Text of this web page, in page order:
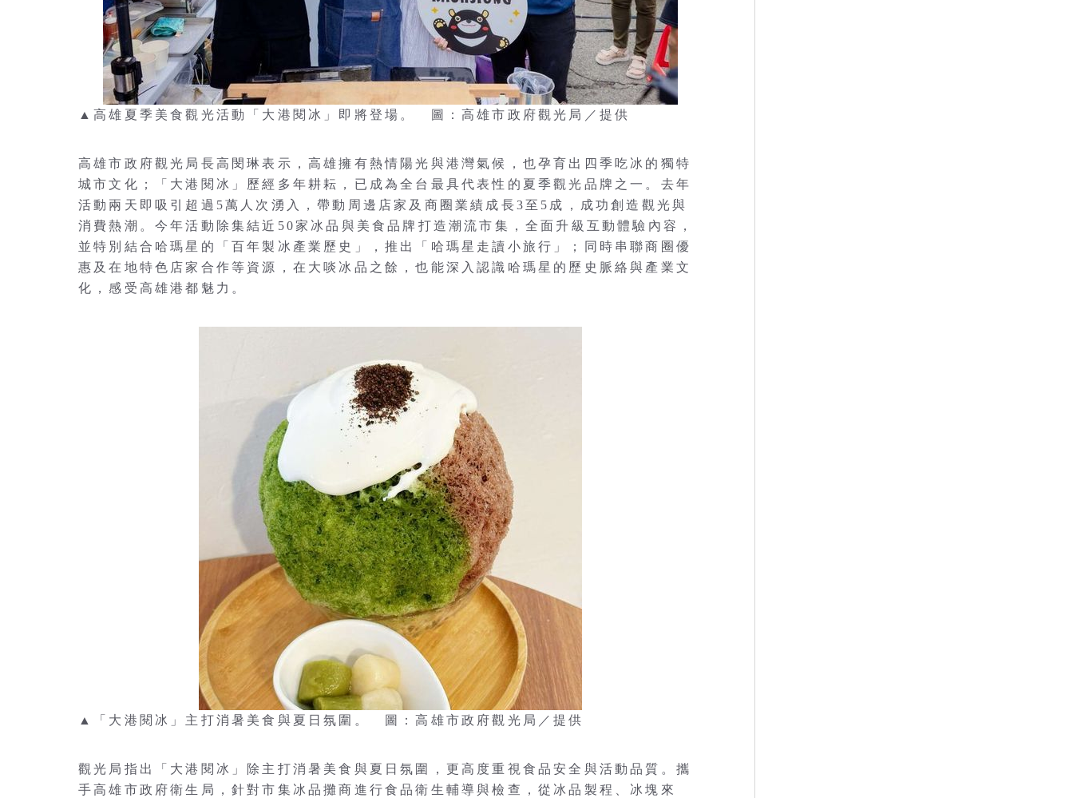
▲高雄夏季美食觀光活動「大港閱冰」即將登場。 圖：高雄市政府觀光局／提供
高雄市政府觀光局長高閔琳表示，高雄擁有熱情陽光與港灣氣候，也孕育出四季吃冰的獨特
城市文化；「大港閱冰」歷經多年耕耘，已成為全台最具代表性的夏季觀光品牌之一。去年
活動兩天即吸引超過5萬人次湧入，帶動周邊店家及商圈業績成長3至5成，成功創造觀光與
消費熱潮。今年活動除集結近50家冰品與美食品牌打造潮流市集，全面升級互動體驗內容，
並特別結合哈瑪星的「百年製冰產業歷史」，推出「哈瑪星走讀小旅行」；同時串聯商圈優
惠及在地特色店家合作等資源，在大啖冰品之餘，也能深入認識哈瑪星的歷史脈絡與產業文
化，感受高雄港都魅力。
▲「大港閱冰」主打消暑美食與夏日氛圍。 圖：高雄市政府觀光局／提供
觀光局指出「大港閱冰」除主打消暑美食與夏日氛圍，更高度重視食品安全與活動品質。攜
手高雄市政府衛生局，針對市集冰品攤商進行食品衛生輔導與檢查，從冰品製程、冰塊來